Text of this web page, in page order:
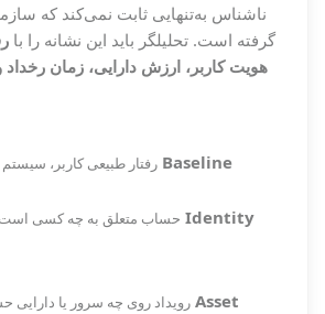
ناشناس به‌تنهایی ثابت نمی‌کند که
گرفته است. تحلیلگر باید این نشانه را با
هویت کاربر، ارزش دارایی، زمان رخداد
Baseline رفتار طبیعی کاربر،
Identity حساب متعلق به چه کسی
Asset رویداد روی چه سرور یا